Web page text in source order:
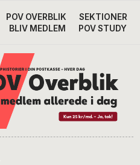
POV OVERBLIK
SEKTIONER
BLIV MEDLEM POV STUDY